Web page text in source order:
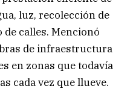
luz, recolección de
calles. Mencionó
de infraestructura
en zonas que todavía
cada vez que llueve.